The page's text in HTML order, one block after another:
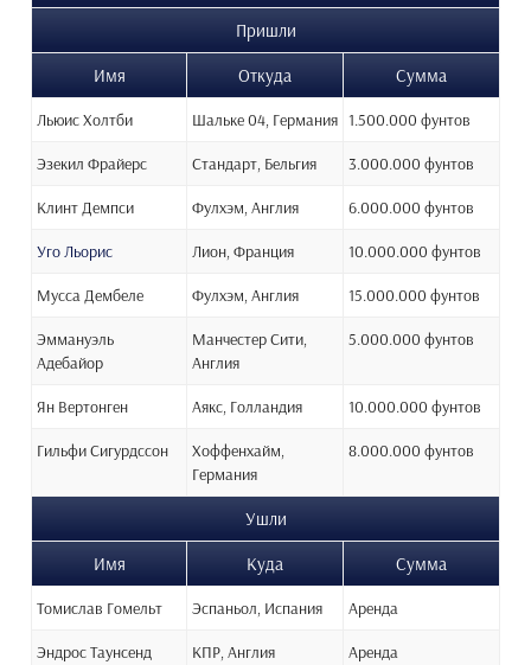
Пришли
Имя
Откуда Сумма
Льюис Холтби Шальке 04, Германия 1.500.000 фунтов
Эзекил Фрайерс Стандарт, Бельгия 3.000.000 фунтов
Клинт Демпси Фулхэм, Англия 6.000.000 фунтов
Уго Льорис Лион, Франция 10.000.000 фунтов
Мусса Дембеле Фулхэм, Англия 15.000.000 фунтов
Эммануэль
Адебайор
Манчестер Сити,
Англия
5.000.000 фунтов
Ян Вертонген Аякс, Голландия 10.000.000 фунтов
Гильфи Сигурдссон
Хоффенхайм,
Германия
8.000.000 фунтов
Ушли
Имя
Куда Сумма
Томислав Гомельт Эспаньол, Испания Аренда
Эндрос Таунсенд КПР, Англия Аренда